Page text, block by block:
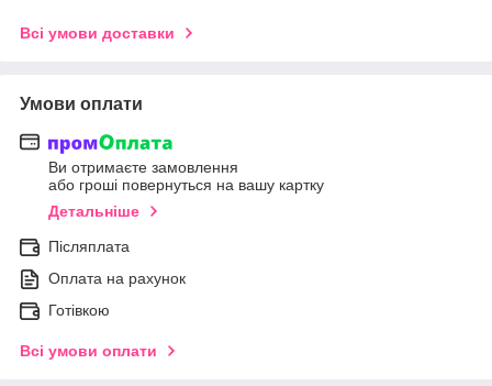
Всі умови доставки
Умови оплати
Ви отримаєте замовлення
або гроші повернуться на вашу картку
Детальніше
Післяплата
Оплата на рахунок
Готівкою
Всі умови оплати